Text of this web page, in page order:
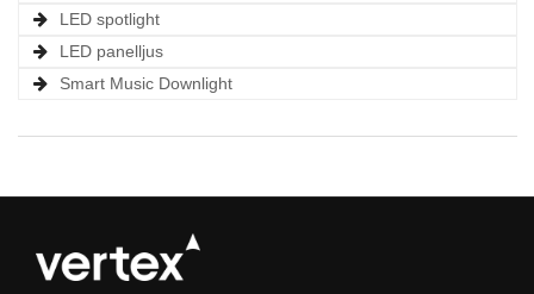
LED spotlight
LED panelljus
Smart Music Downlight